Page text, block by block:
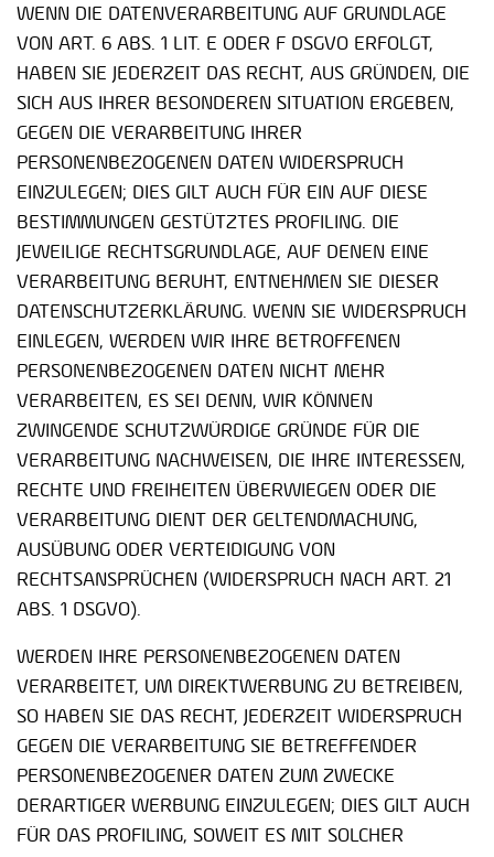
WENN DIE DATENVERARBEITUNG AUF GRUNDLAGE
VON ART. 6 ABS. 1 LIT. E ODER F DSGVO ERFOLGT,
HABEN SIE JEDERZEIT DAS RECHT, AUS GRÜNDEN, DIE
SICH AUS IHRER BESONDEREN SITUATION ERGEBEN,
GEGEN DIE VERARBEITUNG IHRER
PERSONENBEZOGENEN DATEN WIDERSPRUCH
EINZULEGEN; DIES GILT AUCH FÜR EIN AUF DIESE
BESTIMMUNGEN GESTÜTZTES PROFILING. DIE
JEWEILIGE RECHTSGRUNDLAGE, AUF DENEN EINE
VERARBEITUNG BERUHT, ENTNEHMEN SIE DIESER
DATENSCHUTZERKLÄRUNG. WENN SIE WIDERSPRUCH
EINLEGEN, WERDEN WIR IHRE BETROFFENEN
PERSONENBEZOGENEN DATEN NICHT MEHR
VERARBEITEN, ES SEI DENN, WIR KÖNNEN
ZWINGENDE SCHUTZWÜRDIGE GRÜNDE FÜR DIE
VERARBEITUNG NACHWEISEN, DIE IHRE INTERESSEN,
RECHTE UND FREIHEITEN ÜBERWIEGEN ODER DIE
VERARBEITUNG DIENT DER GELTENDMACHUNG,
AUSÜBUNG ODER VERTEIDIGUNG VON
RECHTSANSPRÜCHEN (WIDERSPRUCH NACH ART. 21
ABS. 1 DSGVO).
WERDEN IHRE PERSONENBEZOGENEN DATEN
VERARBEITET, UM DIREKTWERBUNG ZU BETREIBEN,
SO HABEN SIE DAS RECHT, JEDERZEIT WIDERSPRUCH
GEGEN DIE VERARBEITUNG SIE BETREFFENDER
PERSONENBEZOGENER DATEN ZUM ZWECKE
DERARTIGER WERBUNG EINZULEGEN; DIES GILT AUCH
FÜR DAS PROFILING, SOWEIT ES MIT SOLCHER